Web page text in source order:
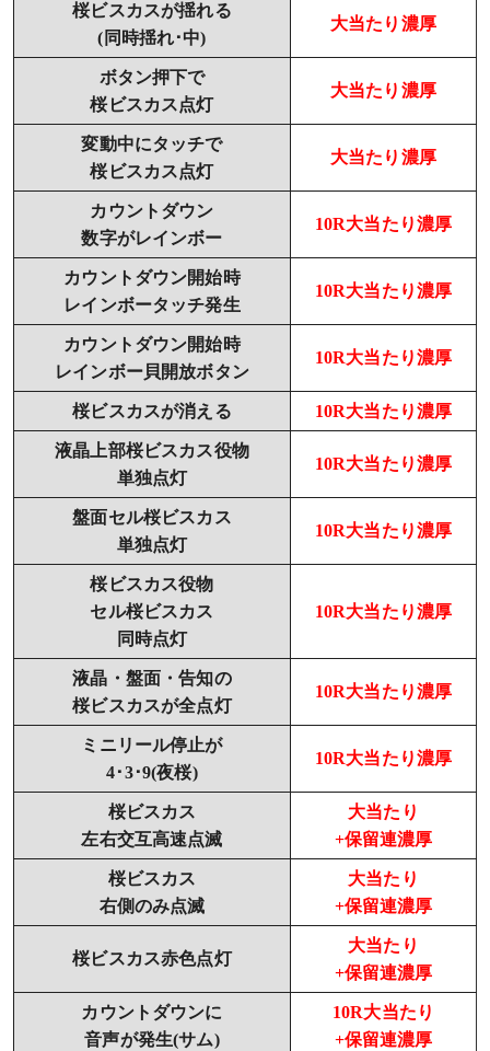
桜ビスカスが揺れる
(同時揺れ･中)
大当たり濃厚
ボタン押下で
桜ビスカス点灯
大当たり濃厚
変動中にタッチで
桜ビスカス点灯
大当たり濃厚
カウントダウン
数字がレインボー
10R大当たり濃厚
カウントダウン開始時
レインボータッチ発生
10R大当たり濃厚
カウントダウン開始時
レインボー貝開放ボタン
10R大当たり濃厚
桜ビスカスが消える 10R大当たり濃厚
液晶上部桜ビスカス役物
単独点灯
10R大当たり濃厚
盤面セル桜ビスカス
単独点灯
10R大当たり濃厚
桜ビスカス役物
セル桜ビスカス
同時点灯
10R大当たり濃厚
液晶・盤面・告知の
桜ビスカスが全点灯
10R大当たり濃厚
ミニリール停止が
4･3･9(夜桜)
10R大当たり濃厚
桜ビスカス
左右交互高速点滅
大当たり
+保留連濃厚
桜ビスカス
右側のみ点滅
大当たり
+保留連濃厚
桜ビスカス赤色点灯
大当たり
+保留連濃厚
カウントダウンに
音声が発生(サム)
10R大当たり
+保留連濃厚